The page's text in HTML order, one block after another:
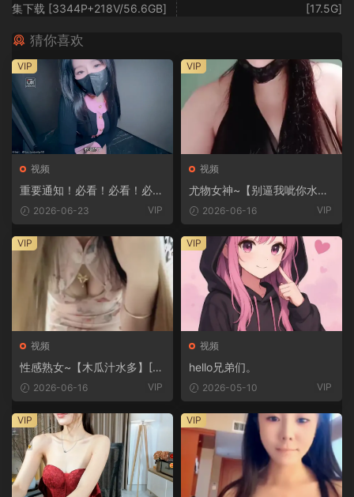
集下载 [3344P+218V/56.6GB]
[17.5G]
猜你喜欢
视频
重要通知！必看！必看！必
看！2026-06-23 VIP
VIP
视频
尤物女神~【别逼我呲你水】
[7V/9.3G]
2026-06-16 VIP
VIP
视频
性感熟女~【木瓜汁水多】[6
V/3.06G]
2026-06-16 VIP
VIP
视频
hello兄弟们。
2026-05-10 VIP
VIP
VIP VIP